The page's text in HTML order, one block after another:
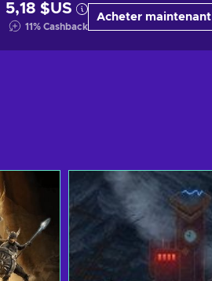
5,18 $US
11% Cashback
Acheter maintenant